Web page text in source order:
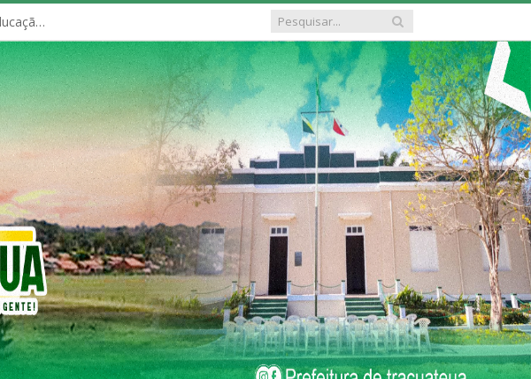
Políticas Municipais aprovadas pelo Conselho Municipal de Educação (CME)